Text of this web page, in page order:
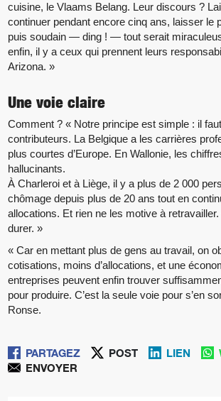
cuisine, le Vlaams Belang. Leur discours ?
continuer pendant encore cinq ans, laisser le
puis soudain — ding ! — tout serait
enfin, il y a ceux qui prennent leurs
Arizona. »
Une voie claire
Comment ? « Notre principe est simple : il
contributeurs. La Belgique a les carrières
plus courtes d’Europe. En Wallonie, les
hallucinants.
À Charleroi et à Liège, il y a plus de 2 000
chômage depuis plus de 20 ans tout en
allocations. Et rien ne les motive à
durer. »
« Car en mettant plus de gens au travail, on
cotisations, moins d’allocations, et une
entreprises peuvent enfin trouver
pour produire. C’est la seule voie pour s’en
Ronse.
PARTAGEZ POST LIEN
ENVOYER